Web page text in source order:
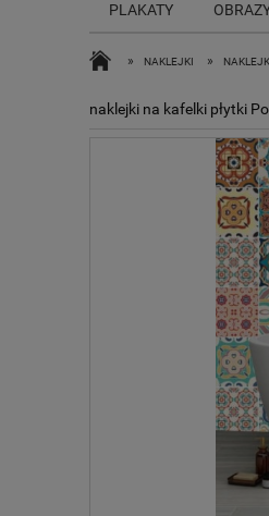
PLAKATY
» NAKLEJKI »
naklejki na kafelki płytki